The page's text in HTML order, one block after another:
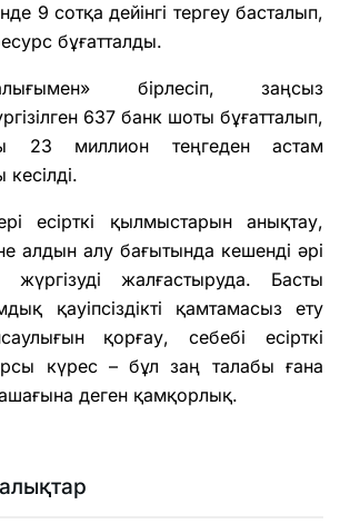
9 сотқа дейінгі тергеу басталып,
бұғатталды.
бірлесіп, заңсыз
637 банк шоты бұғатталып,
23 миллион теңгеден астам
есірткі қылмыстарын анықтау,
алдын алу бағытында кешенді әрі
жалғастыруда. Басты
қауіпсіздікті қамтамасыз ету
қорғау, себебі есірткі
күрес – бұл заң талабы ғана
деген қамқорлық.